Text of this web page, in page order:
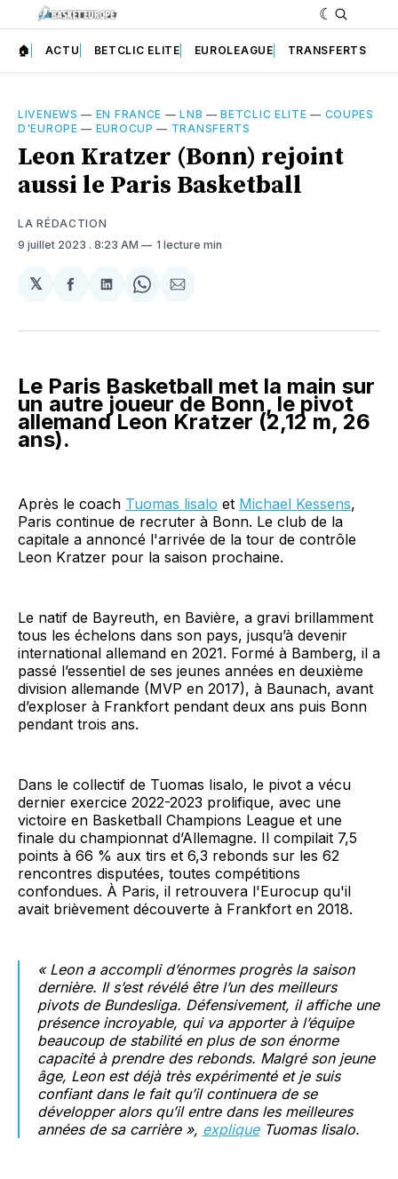
🏠 ACTU BETCLIC ELITE EUROLEAGUE TRANSFERTS
LIVENEWS — EN FRANCE —LNB —BETCLIC ELITE — COUPES
D'EUROPE — EUROCUP — TRANSFERTS
Leon Kratzer (Bonn) rejoint
aussi le Paris Basketball
LA RÉDACTION
9 juillet 2023 . 8:23 AM 1 lecture min
𝕏
Partager
Facebook
Partager
LinkedIn
Share
WhatsApp
Partager
Courriel
Le Paris Basketball met la main sur
un autre joueur de Bonn, le pivot
allemand Leon Kratzer (2,12 m, 26
ans).
Après le coach Tuomas lisalo et Michael Kessens,
Paris continue de recruter à Bonn. Le club de la
capitale a annoncé l'arrivée de la tour de contrôle
Leon Kratzer pour la saison prochaine.
Le natif de Bayreuth, en Bavière, a gravi brillamment
tous les échelons dans son pays, jusqu’à devenir
international allemand en 2021. Formé à Bamberg, il a
passé l’essentiel de ses jeunes années en deuxième
division allemande (MVP en 2017), à Baunach, avant
d’exploser à Frankfort pendant deux ans puis Bonn
pendant trois ans.
Dans le collectif de Tuomas Iisalo, le pivot a vécu
dernier exercice 2022-2023 prolifique, avec une
victoire en Basketball Champions League et une
finale du championnat d’Allemagne. Il compilait 7,5
points à 66 % aux tirs et 6,3 rebonds sur les 62
rencontres disputées, toutes compétitions
confondues. À Paris, il retrouvera l'Eurocup qu'il
avait brièvement découverte à Frankfort en 2018.
« Leon a accompli d’énormes progrès la saison
dernière. Il s’est révélé être l’un des meilleurs
pivots de Bundesliga. Défensivement, il affiche une
présence incroyable, qui va apporter à l’équipe
beaucoup de stabilité en plus de son énorme
capacité à prendre des rebonds. Malgré son jeune
âge, Leon est déjà très expérimenté et je suis
confiant dans le fait qu’il continuera de se
développer alors qu’il entre dans les meilleures
années de sa carrière », expliqueTuomas Iisalo.